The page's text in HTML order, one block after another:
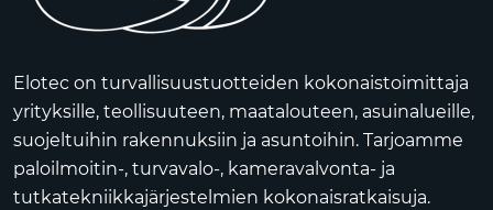
Elotec on turvallisuustuotteiden kokonaistoimittaja
yrityksille, teollisuuteen, maatalouteen, asuinalueille,
suojeltuihin rakennuksiin ja asuntoihin. Tarjoamme
paloilmoitin-, turvavalo-, kameravalvonta- ja
tutkatekniikkajärjestelmien kokonaisratkaisuja.